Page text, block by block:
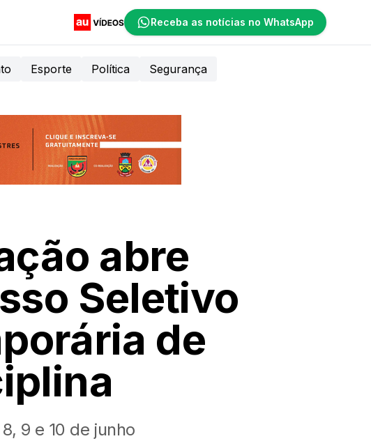
Receba as notícias no WhatsApp
Esporte Política Segurança
abre
Seletivo
de
9 e 10 de junho